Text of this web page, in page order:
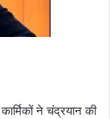
ने चंद्रयान की